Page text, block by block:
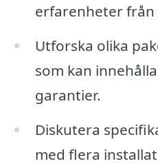
erfarenheter från
Utforska olika
som kan
garantier.
Diskutera
med flera